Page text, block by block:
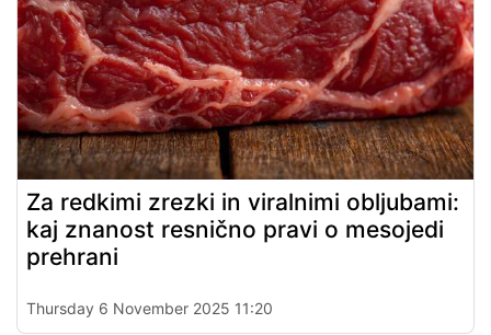
Za redkimi zrezki in viralnimi obljubami:
kaj znanost resnično pravi o mesojedi
prehrani
Thursday 6 November 2025 11:20